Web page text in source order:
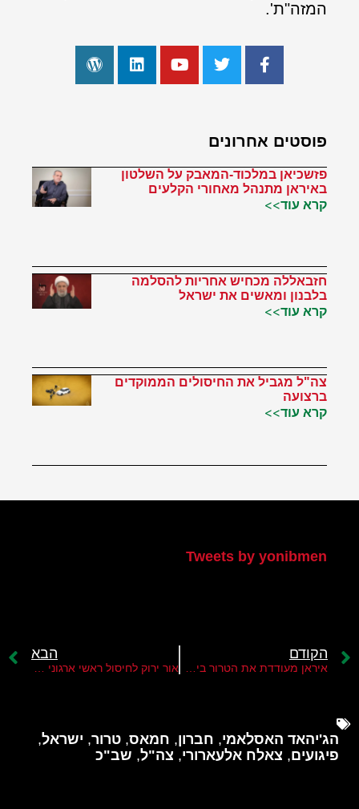
המזה"ת'.
פוסטים אחרונים
פזשכיאן במלכוד-המאבק על השלטון
באיראן מתנהל מאחורי הקלעים
קרא עוד>>
חזבאללה מכחיש אחריות להסלמה
בלבנון ומאשים את ישראל
קרא עוד>>
צה"ל מגביל את החיסולים הממוקדים
ברצועה
קרא עוד>>
Tweets by yonibmen
הקודם הבא
הג'יהאד האסלאמי, חברון, חמאס, טרור, ישראל,
פיגועים, צאלח אלעארורי, צה"ל, שב"כ